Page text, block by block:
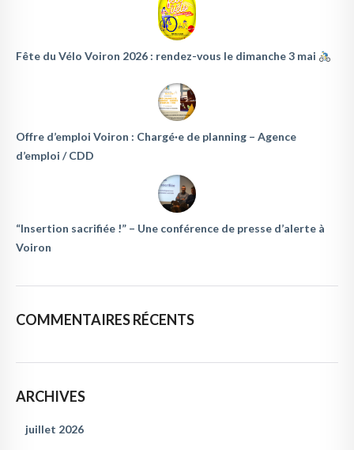
Fête du Vélo Voiron 2026 : rendez-vous le dimanche 3 mai
Offre d’emploi Voiron : Chargé·e de planning – Agence
d’emploi / CDD
“Insertion sacrifiée !” – Une conférence de presse d’alerte à
Voiron
COMMENTAIRES RÉCENTS
ARCHIVES
juillet 2026